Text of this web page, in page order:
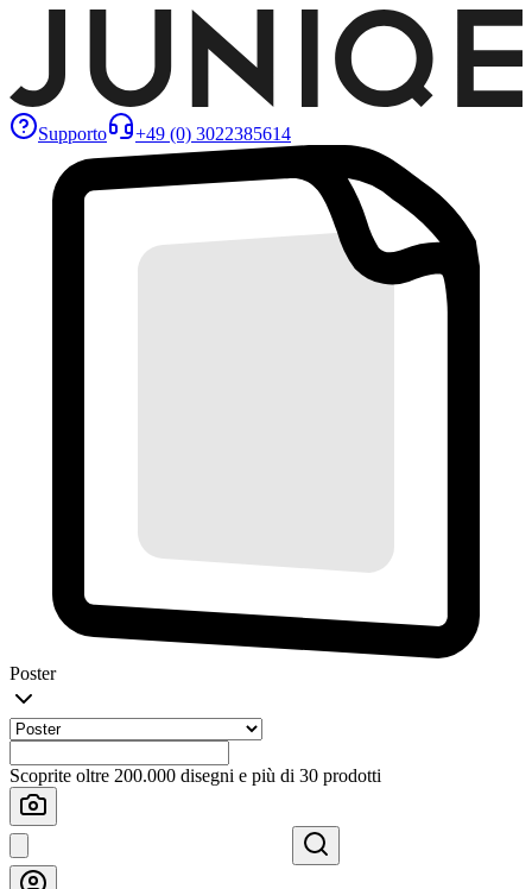
Supporto +49 (0) 3022385614
Poster
Scoprite oltre 200.000 disegni e più di 30 prodotti